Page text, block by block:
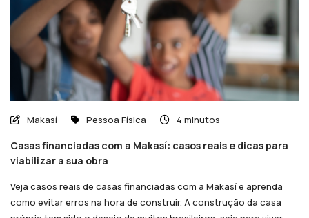
Makasí Pessoa Física 4 minutos
Casas financiadas com a Makasí: casos reais e dicas para
viabilizar a sua obra
Veja casos reais de casas financiadas com a Makasí e aprenda
como evitar erros na hora de construir. A construção da casa